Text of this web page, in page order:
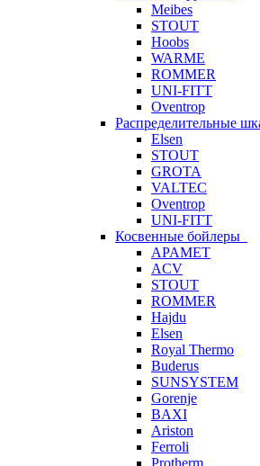
Meibes
STOUT
Hoobs
WARME
ROMMER
UNI-FITT
Oventrop
Распределительные
Elsen
STOUT
GROTA
VALTEC
Oventrop
UNI-FITT
Косвенные бойлеры
APAMET
ACV
STOUT
ROMMER
Hajdu
Elsen
Royal Thermo
Buderus
SUNSYSTEM
Gorenje
BAXI
Ariston
Ferroli
Protherm